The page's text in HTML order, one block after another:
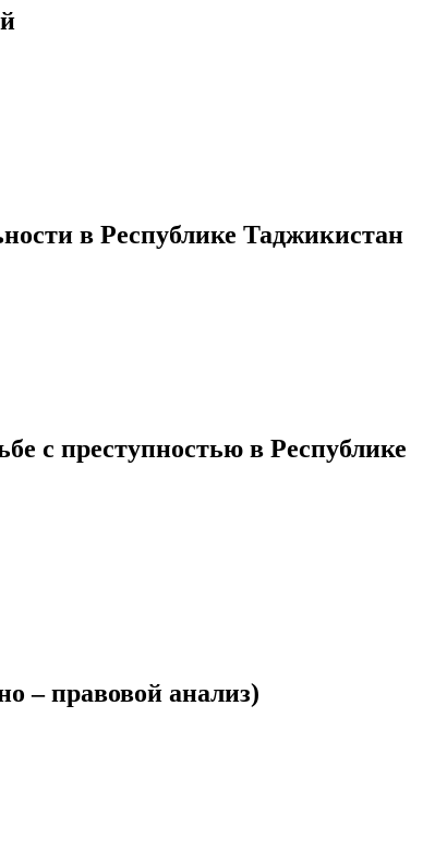
в Республике Таджикистан
с преступностью в Республике
– правовой анализ)